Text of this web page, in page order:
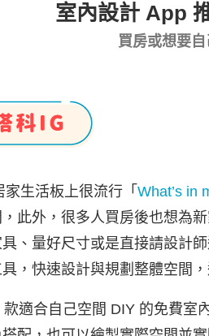
室內設計 App
買房或想要
生活板上很流行「 What’s in
此外，很多人買房後也想為
、量好尺寸或是直接請設計
，快速設計與規劃整體空間
適合自己空間 DIY 的免費室